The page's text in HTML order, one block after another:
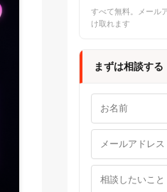
すべて無料。メール
け取れます
まずは相談する